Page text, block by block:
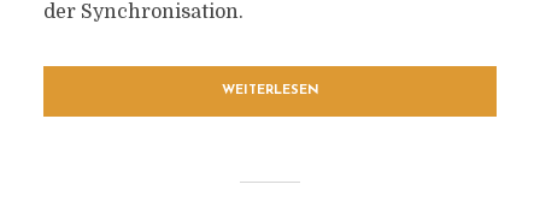
der Synchronisation.
WEITERLESEN